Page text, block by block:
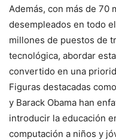
Además, con más de 70
desempleados en todo
millones de puestos de
tecnológica, abordar
convertido en una
Figuras destacadas
y Barack Obama han
introducir la educación
computación a niños y